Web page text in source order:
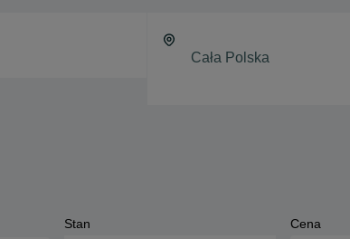
Stan Cena